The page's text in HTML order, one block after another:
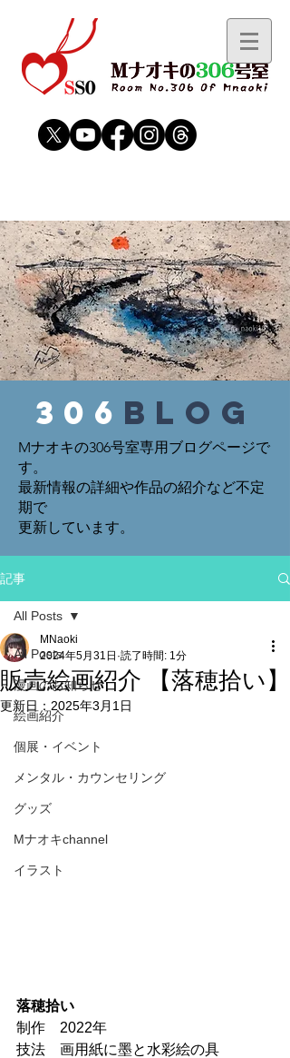
306 blog
Mナオキの306号室専用ブログページで
す。
最新情報の詳細や作品の紹介など不定
期で
​更新しています。
記事
All Posts
漫画のお知らせ
絵画紹介
個展・イベント
メンタル・カウンセリング
グッズ
Mナオキchannel
イラスト
All Posts
販売絵画紹介 【落穂拾い】
MNaoki
2024年5月31日 読了時間: 1分
更新日： 2025年3月1日
落穂拾い
制作　2022年
技法　画用紙に墨と水彩絵の具